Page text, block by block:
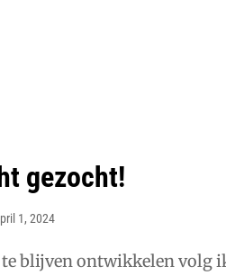
gezocht!
1, 2024
blijven ontwikkelen volg